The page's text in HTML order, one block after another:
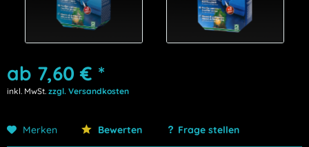
ab 7,60 € *
inkl. MwSt. zzgl. Versandkosten
Merken Bewerten Frage stellen